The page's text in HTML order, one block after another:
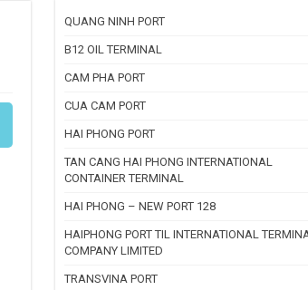
QUANG NINH PORT
B12 OIL TERMINAL
CAM PHA PORT
CUA CAM PORT
HAI PHONG PORT
TAN CANG HAI PHONG INTERNATIONAL
CONTAINER TERMINAL
HAI PHONG – NEW PORT 128
HAIPHONG PORT TIL INTERNATIONAL
COMPANY LIMITED
TRANSVINA PORT